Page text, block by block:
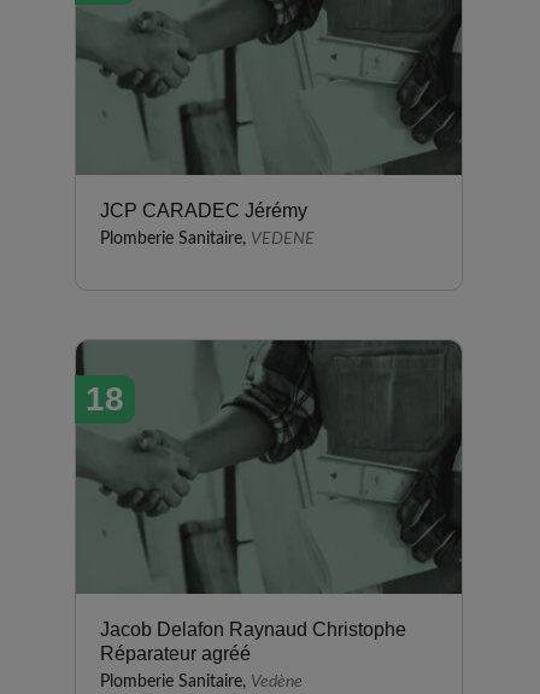
JCP CARADEC Jérémy
Plomberie Sanitaire, VEDENE
18
Jacob Delafon Raynaud Christophe
Réparateur agréé
Plomberie Sanitaire, Vedène